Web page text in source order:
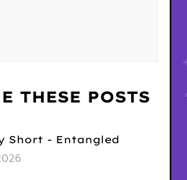
THESE POSTS
Short - Entangled